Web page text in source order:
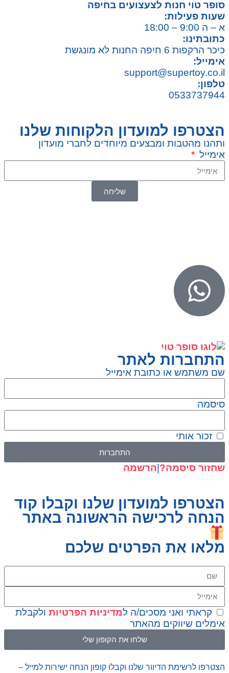
סופר טוי חנות לצעצועים בחיפה
שעות פעילות:
א – ה 9:00 – 18:00
כתובתינו:
כיכר הרקפות 6 חיפה החנות לא מונגשת
אימייל:
support@supertoy.co.il
טלפון:
0533737944
הצטרפו למועדון הלקוחות שלנו
ותהנו מהטבות ומבצעים מיוחדים לחברי מועדון
אימייל
שליחה
התחברות לאתר
שם משתמש או כתובת אימייל
סיסמה
זכור אותי
התחברות
שחזור סיסמה? הרשמה
הצטרפו למועדון שלנו וקבלו קוד
הנחה לרכישה הראשונה באתר
מלאו את הפרטים שלכם
קראתי ואני מסכים/ה למדיניות הפרטיות ולקבלת
אימלים שיווקים מהאתר
שלחו את הקופון שלי
הצטרפו לרשימת הדיוור שלנו וקבלו קופון הנחה ישירות למייל –